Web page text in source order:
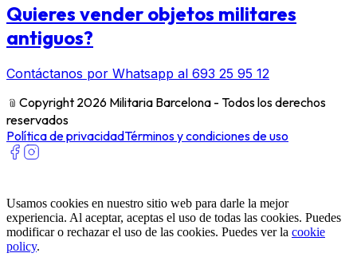
Quieres vender objetos militares
antiguos?
Contáctanos por Whatsapp al 693 25 95 12
﹫ Copyright 2026 Militaria Barcelona - Todos los derechos
reservados
Política de privacidadTérminos y condiciones de uso
Usamos cookies en nuestro sitio web para darle la mejor
experiencia. Al aceptar, aceptas el uso de todas las cookies. Puedes
modificar o rechazar el uso de las cookies. Puedes ver la cookie
policy.